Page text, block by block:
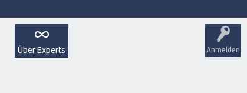
Anmelden
Über Experts